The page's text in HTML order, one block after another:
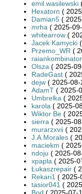
emil.wasilewski
Hexatorn (
Damian5 (
mrha ( 2025-
whitearrow (
Jacek Kamycki
Przemo_WR (
raiankombinator
Olsza ( 2025-
RadeGast (
dejw ( 2025-08-
AdamT ( 2025-
Umbrelka (
karola ( 2025-
Wiktor Be (
sierra ( 2025-
murarzxvii (
J.A.Morales (
maciekm (
ndoju ( 2025-
xpapla ( 2025-
Łukaszrepair (
Rekari1 ( 2025-
tasior041 (
Bod ( 2025-07-